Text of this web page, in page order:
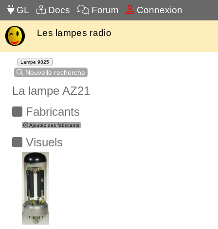
GL Docs Forum Connexion
Les lampes radio
Lampe 9825
Nouvelle recherche
La lampe AZ21
Fabricants
Ajoutez des fabricants
Visuels